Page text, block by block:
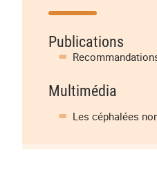
Publications
Multimédia
Les céphalées